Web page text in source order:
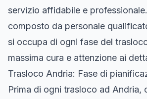
servizio affidabile e
composto da personale
si occupa di ogni fase del
massima cura e attenzione ai
Trasloco Andria: Fase di
Prima di ogni trasloco ad Andria,